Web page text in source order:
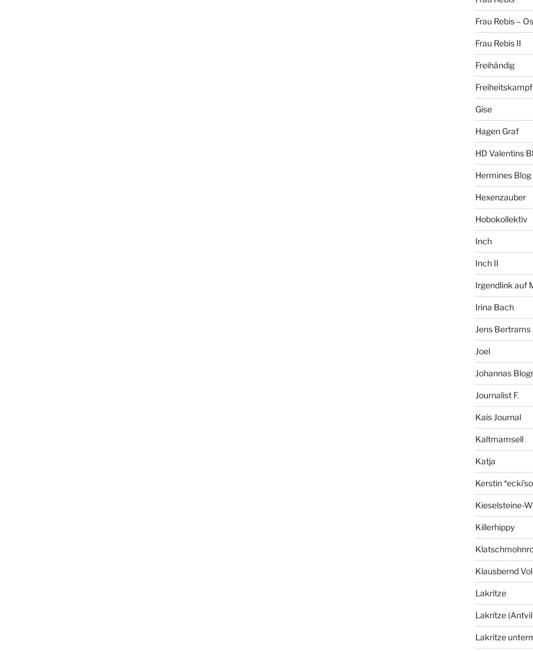
Frau Rebis –
Frau Rebis II
Freihändig
Freiheitskampf
Gise
Hagen Graf
HD Valentins
Hermines Blog
Hexenzauber
Hobokollektiv
Inch
Inch II
Irgendlink auf
Irina Bach
Jens Bertrams
Joel
Johannas
Journalist F.
Kais Journal
Kaltmamsell
Katja
Kerstin
Kieselsteine-
Killerhippy
Klausbernd
Lakritze
Lakritze
Lakritze